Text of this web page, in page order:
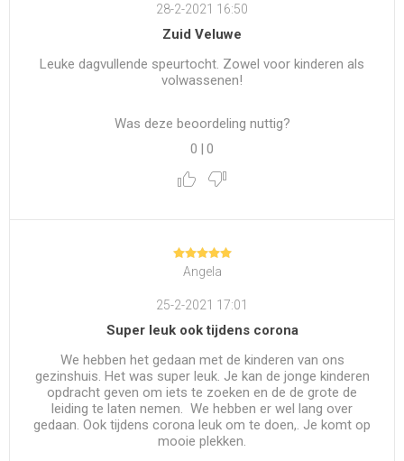
28-2-2021 16:50
Zuid Veluwe
Leuke dagvullende speurtocht. Zowel voor kinderen als
volwassenen!
Was deze beoordeling nuttig?
0 | 0
Angela
25-2-2021 17:01
Super leuk ook tijdens corona
We hebben het gedaan met de kinderen van ons
gezinshuis. Het was super leuk. Je kan de jonge kinderen
opdracht geven om iets te zoeken en de de grote de
leiding te laten nemen. We hebben er wel lang over
gedaan. Ook tijdens corona leuk om te doen,. Je komt op
mooie plekken.